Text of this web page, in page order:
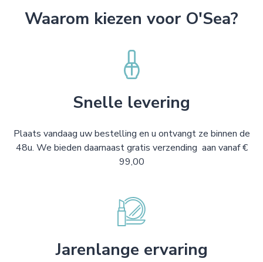
Waarom kiezen voor O'Sea?
Snelle levering
Plaats vandaag uw bestelling en u ontvangt ze binnen de
48u. We bieden daarnaast gratis verzending aan vanaf €
99,00
Jarenlange ervaring